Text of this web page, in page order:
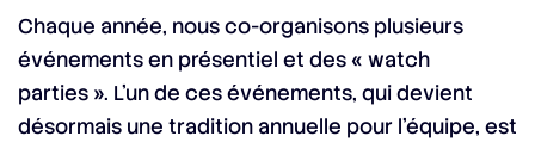
Chaque année, nous co-organisons plusieurs
événements en présentiel et des « watch
parties ». L’un de ces événements, qui devient
désormais une tradition annuelle pour l’équipe, est